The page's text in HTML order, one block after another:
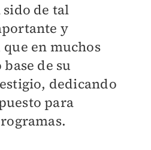
de tal
y
en muchos
de su
dedicando
para